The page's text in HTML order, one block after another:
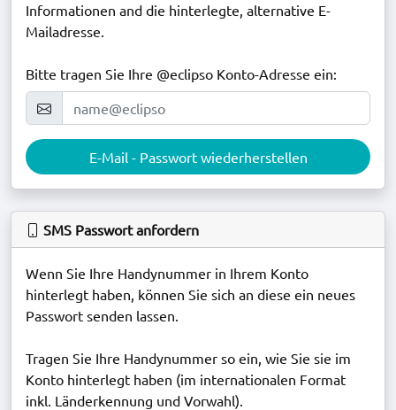
Informationen and die hinterlegte, alternative E-
Mailadresse.
Bitte tragen Sie Ihre @eclipso Konto-Adresse ein:
E-Mail - Passwort wiederherstellen
SMS Passwort anfordern
Wenn Sie Ihre Handynummer in Ihrem Konto
hinterlegt haben, können Sie sich an diese ein neues
Passwort senden lassen.
Tragen Sie Ihre Handynummer so ein, wie Sie sie im
Konto hinterlegt haben (im internationalen Format
inkl. Länderkennung und Vorwahl).